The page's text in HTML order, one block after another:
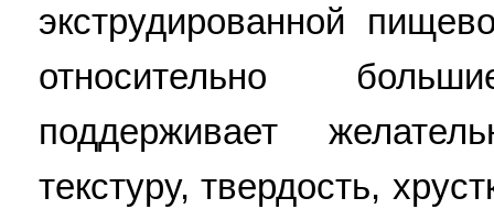
экструдированной
относительно
поддерживает
текстуру, твердость,